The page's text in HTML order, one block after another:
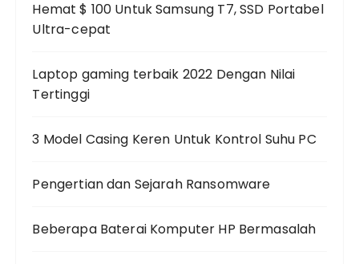
Hemat $ 100 Untuk Samsung T7, SSD Portabel
Ultra-cepat
Laptop gaming terbaik 2022 Dengan Nilai
Tertinggi
3 Model Casing Keren Untuk Kontrol Suhu PC
Pengertian dan Sejarah Ransomware
Beberapa Baterai Komputer HP Bermasalah